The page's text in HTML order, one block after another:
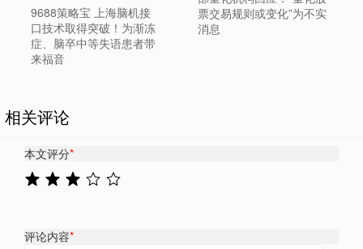
9688策略宝 上海脑机接
口技术取得突破！为渐冻
症、脑卒中等失语患者带
来福音
票交易规则或变化”为不实
消息
相关评论
本文评分*
评论内容*